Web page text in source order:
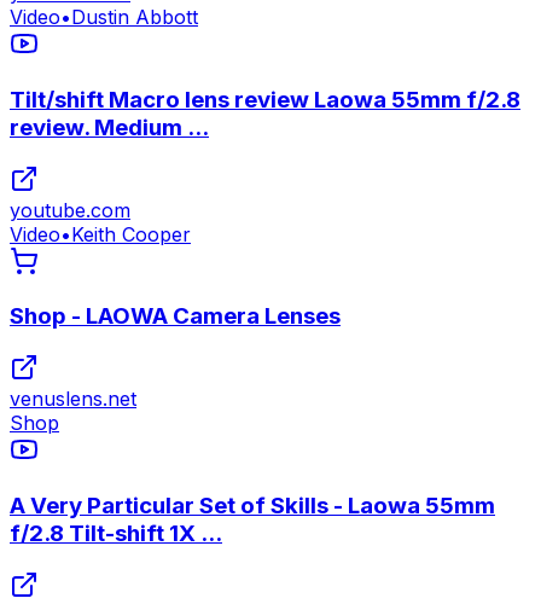
Video•Dustin Abbott
Tilt/shift Macro lens review Laowa 55mm f/2.8
review. Medium ...
youtube.com
Video•Keith Cooper
Shop - LAOWA Camera Lenses
venuslens.net
Shop
A Very Particular Set of Skills - Laowa 55mm
f/2.8 Tilt-shift 1X ...